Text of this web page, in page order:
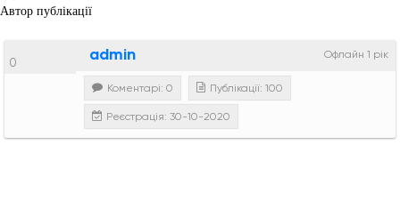
Автор публікації
Офлайн 1 рік
admin
0
Коментарі: 0 Публікації: 100
Реєстрація: 30-10-2020